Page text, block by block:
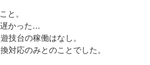
と。
かった…
技台の稼働はなし。
対応のみとのことでした。